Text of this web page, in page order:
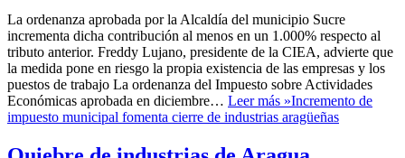
La ordenanza aprobada por la Alcaldía del municipio Sucre
incrementa dicha contribución al menos en un 1.000% respecto al
tributo anterior. Freddy Lujano, presidente de la CIEA, advierte que
la medida pone en riesgo la propia existencia de las empresas y los
puestos de trabajo La ordenanza del Impuesto sobre Actividades
Económicas aprobada en diciembre… Leer más »Incremento de
impuesto municipal fomenta cierre de industrias aragüeñas